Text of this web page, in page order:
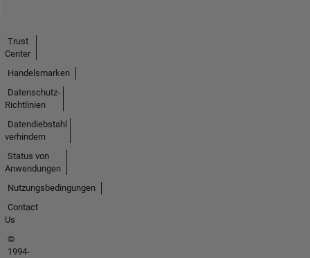
Trust
Center
Handelsmarken
Datenschutz-
Richtlinien
Datendiebstahl
verhindern
Status von
Anwendungen
Nutzungsbedingungen
Contact
Us
©
1994-